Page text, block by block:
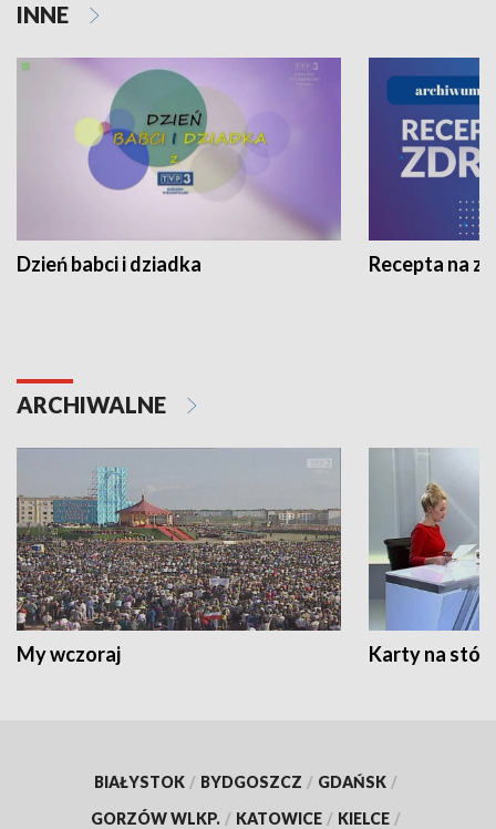
INNE
Dzień babci i dziadka Recepta na
ARCHIWALNE
My wczoraj Karty na
BIAŁYSTOK / BYDGOSZCZ / GDAŃSK /
GORZÓW WLKP. / KATOWICE / KIELCE /